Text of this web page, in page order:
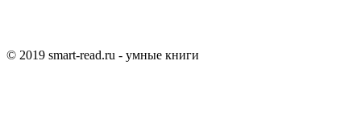
© 2019 smart-read.ru - умные книги